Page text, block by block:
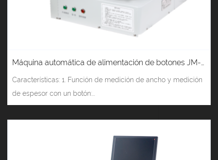
Máquina automática de alimentación de botones JM-998 (tipo motor)
Características: 1. Función de medición de ancho y medición
de espesor con un botón:...